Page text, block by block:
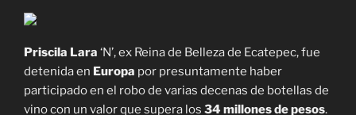
Priscila Lara ‘N’, ex Reina de Belleza de Ecatepec, fue
detenida en Europa por presuntamente haber
participado en el robo de varias decenas de botellas de
vino con un valor que supera los 34 millones de pesos.